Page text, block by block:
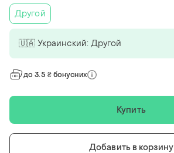
Другой
🇺🇦 Украинский: Другой
до 3.5 ₴ бонусних
Купить
Добавить в корзину